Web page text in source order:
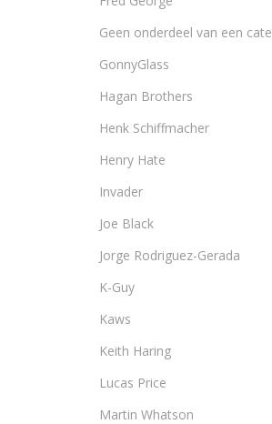
Geen onderdeel van een
GonnyGlass
Hagan Brothers
Henk Schiffmacher
Henry Hate
Invader
Joe Black
Jorge Rodriguez-Gerada
K-Guy
Kaws
Keith Haring
Lucas Price
Martin Whatson